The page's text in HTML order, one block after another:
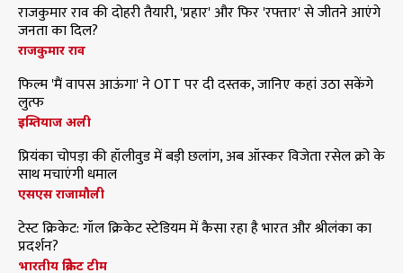
राजकुमार राव की दोहरी तैयारी, 'प्रहार' और फिर 'रफ्तार' से जीतने आएंगे
जनता का दिल?
राजकुमार राव
फिल्म 'मैं वापस आऊंगा' ने OTT पर दी दस्तक, जानिए कहां उठा सकेंगे
लुत्फ
इम्तियाज अली
प्रियंका चोपड़ा की हॉलीवुड में बड़ी छलांग, अब ऑस्कर विजेता रसेल क्रो के
साथ मचाएंगी धमाल
एसएस राजामौली
टेस्ट क्रिकेट: गॉल क्रिकेट स्टेडियम में कैसा रहा है भारत और श्रीलंका का
प्रदर्शन?
भारतीय क्रिकेट टीम